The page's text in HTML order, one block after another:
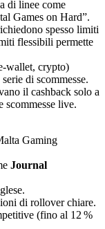
di linee come
Games on Hard”.
spesso limiti
flessibili permette
crypto)
di scommesse.
il cashback solo a
scommesse live.
Gaming
Journal
di rollover chiare.
(fino al 12 %